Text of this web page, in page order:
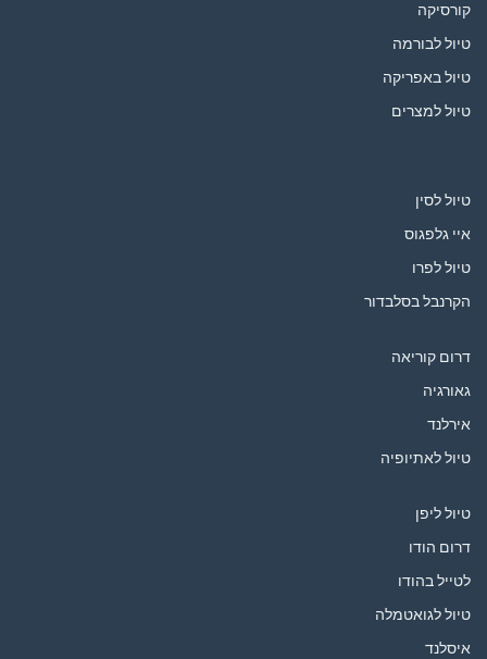
קורסיקה
טיול לבורמה
טיול באפריקה
טיול למצרים
טיול לסין
איי גלפגוס
טיול לפרו
הקרנבל בסלבדור
דרום קוריאה
גאורגיה
אירלנד
טיול לאתיופיה
טיול ליפן
דרום הודו
לטייל בהודו
טיול לגואטמלה
איסלנד